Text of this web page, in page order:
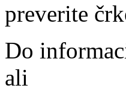
preverite
Do
ali